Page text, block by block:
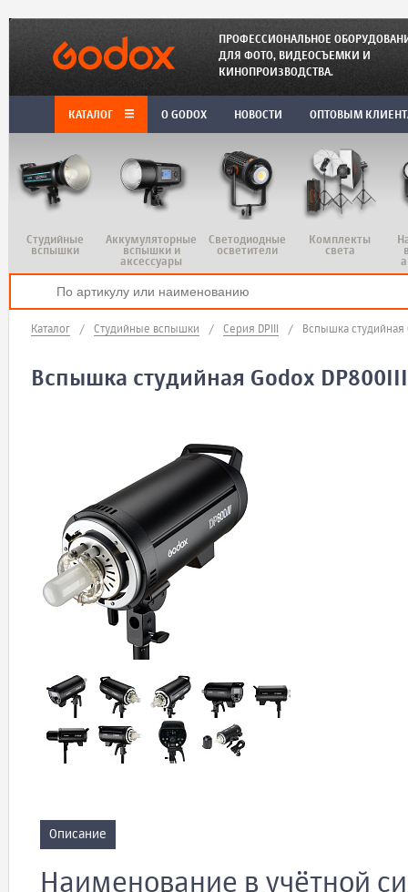
ПРОФЕССИОНАЛЬНОЕ
ДЛЯ ФОТО, ВИДЕОСЪЕМКИ И
КИНОПРОИЗВОДСТВА.
КАТАЛОГ O GODOX НОВОСТИ ОПТОВЫМ
Студийные
вспышки
Аккумуляторные
вспышки и
аксессуары
Светодиодные
осветители
Комплекты
света
Каталог / Студийные вспышки / Серия DPIII / Вспышка студийная
Вспышка студийная Godox DP800III
Описание
Наименование в учётной